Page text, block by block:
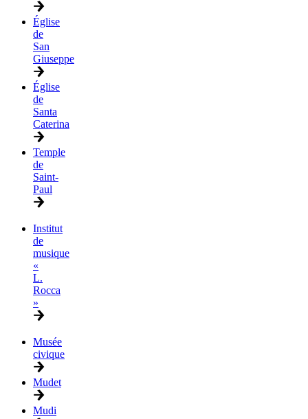
Église
de
San
Giuseppe
Église
de
Santa
Caterina
Temple
de
Saint-
Paul
Institut
de
musique
«
L.
Rocca
»
Musée
civique
Mudet
Mudi